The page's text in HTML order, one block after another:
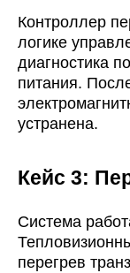
Контроллер
логике
диагностика
питания.
устранена.
Кейc 3:
Система
перегрев